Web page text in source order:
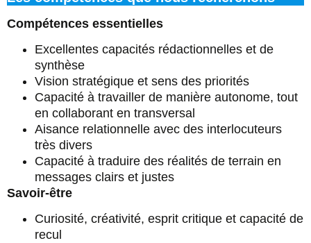
Compétences essentielles
Excellentes capacités rédactionnelles et de
synthèse
Vision stratégique et sens des priorités
Capacité à travailler de manière autonome, tout
en collaborant en transversal
Aisance relationnelle avec des interlocuteurs
très divers
Capacité à traduire des réalités de terrain en
messages clairs et justes
Savoir‑être
Curiosité, créativité, esprit critique et capacité de
recul